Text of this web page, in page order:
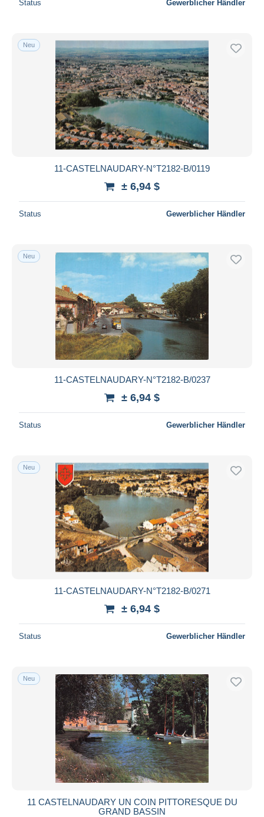
Status Gewerblicher Händler
Neu
11-CASTELNAUDARY-N°T2182-B/0119
± 6,94 $
Status Gewerblicher Händler
Neu
11-CASTELNAUDARY-N°T2182-B/0237
± 6,94 $
Status Gewerblicher Händler
Neu
11-CASTELNAUDARY-N°T2182-B/0271
± 6,94 $
Status Gewerblicher Händler
Neu
11 CASTELNAUDARY UN COIN PITTORESQUE DU
GRAND BASSIN